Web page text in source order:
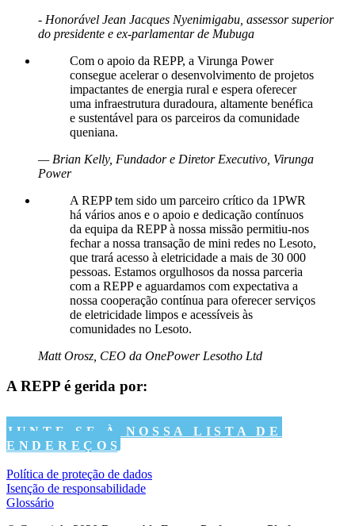
- Honorável Jean Jacques Nyenimigabu, assessor superior
do presidente e ex-parlamentar de Mubuga
Com o apoio da REPP, a Virunga Power
consegue acelerar o desenvolvimento de projetos
impactantes de energia rural e espera oferecer
uma infraestrutura duradoura, altamente benéfica
e sustentável para os parceiros da comunidade
queniana.
— Brian Kelly, Fundador e Diretor Executivo, Virunga
Power
A REPP tem sido um parceiro crítico da 1PWR
há vários anos e o apoio e dedicação contínuos
da equipa da REPP à nossa missão permitiu-nos
fechar a nossa transação de mini redes no Lesoto,
que trará acesso à eletricidade a mais de 30 000
pessoas. Estamos orgulhosos da nossa parceria
com a REPP e aguardamos com expectativa a
nossa cooperação contínua para oferecer serviços
de eletricidade limpos e acessíveis às
comunidades no Lesoto.
Matt Orosz, CEO da OnePower Lesotho Ltd
A REPP é gerida por:
JUNTE-SE À NOSSA LISTA DE
ENDEREÇOS
Política de proteção de dados
Isenção de responsabilidade
Glossário